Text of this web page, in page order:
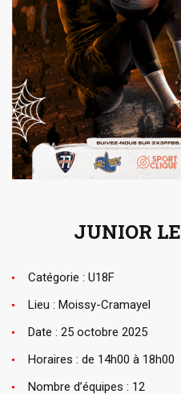
JUNIOR
Catégorie : U18F
Lieu : Moissy-Cramayel
Date : 25 octobre 2025
Horaires : de 14h00 à 18h00
Nombre d’équipes : 12